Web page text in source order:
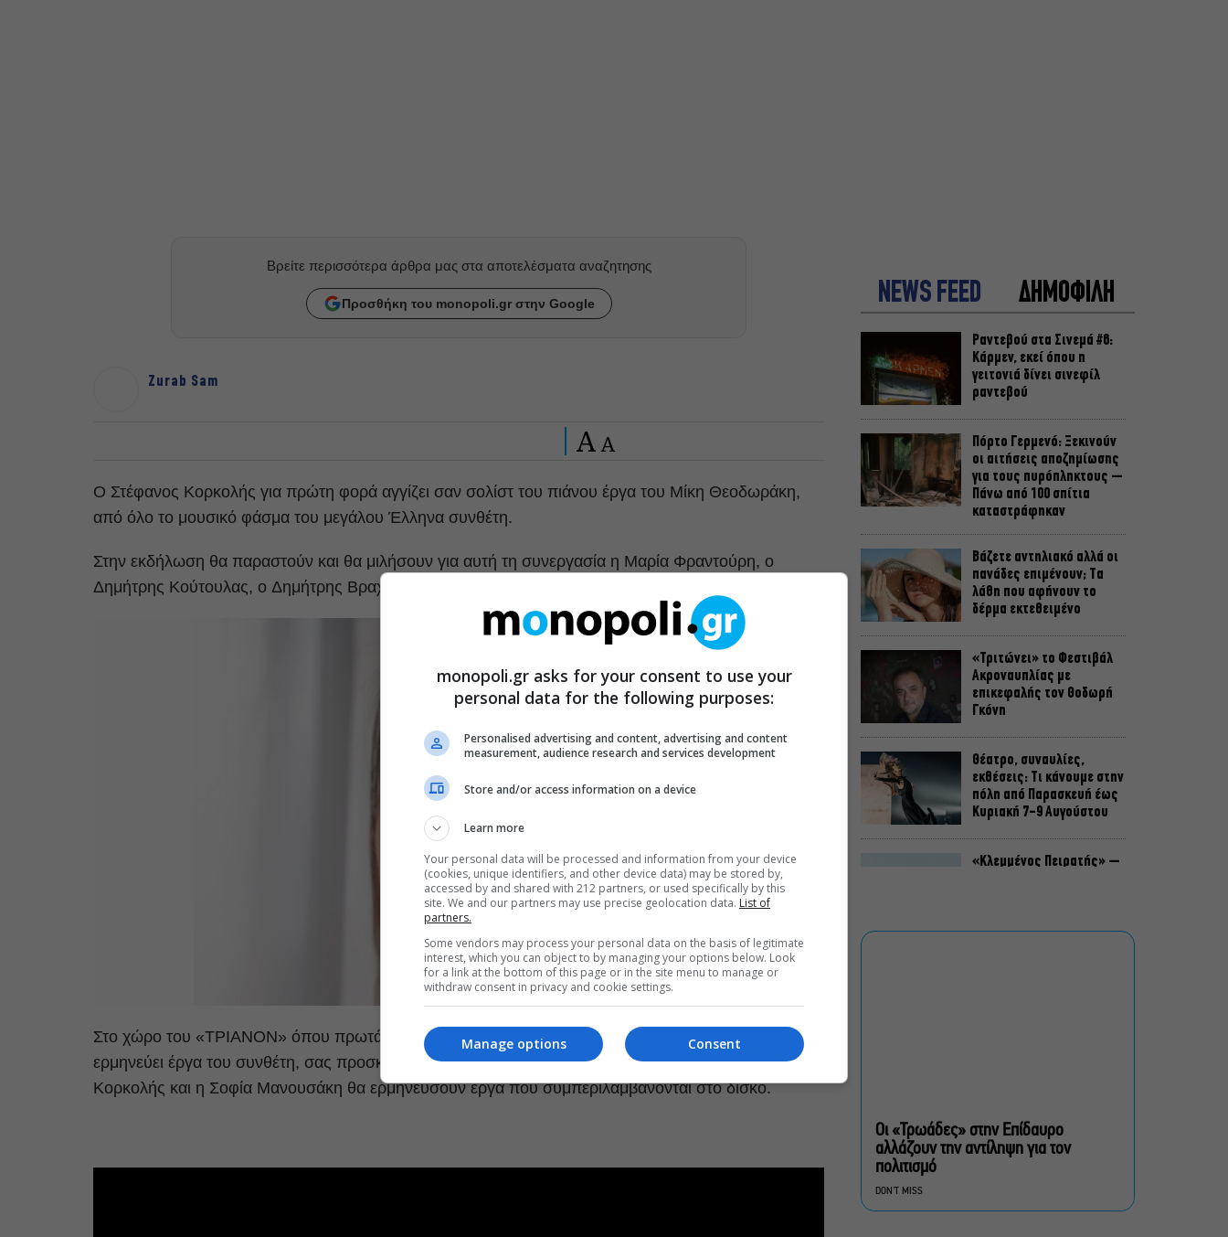
Βρείτε περισσότερα άρθρα μας στα αποτελέσματα αναζητησης
Προσθήκη του monopoli.gr στην Google
Ζurab Sam
A A
Ο Στέφανος Κορκολής για πρώτη φορά αγγίζει σαν σολίστ του πιάνου έργα του Μίκη Θεοδωράκη,
από όλο το μουσικό φάσμα του μεγάλου Έλληνα συνθέτη.
Στην εκδήλωση θα παραστούν και θα μιλήσουν για αυτή τη συνεργασία η Μαρία Φραντούρη, ο
Δημήτρης Κούτουλας, o Δημήτρης Βραχνός, ο Στέφανος Κορκολής, και η Σοφία Μανουσάκη.
Στο χώρο του «ΤΡΙΑΝΟΝ» όπου πρωτάκουσε ο Μίκης Θεοδωράκης τον Στέφανο Κορκολή να
ερμηνεύει έργα του συνθέτη, σας προσκαλούμε να περάσετε ένα όμορφο βράδυ όπου ο Στέφανος
Κορκολής και η Σοφία Μανουσάκη θα ερμηνεύσουν έργα που συμπεριλαμβάνονται στο δίσκο.
NEWS FEED ΔΗΜΟΦΙΛΗ
Ραντεβού στα Σινεμά #6:
Κάρμεν, εκεί όπου η
γειτονιά δίνει σινεφίλ
ραντεβού
Πόρτο Γερμενό: Ξεκινούν
οι αιτήσεις αποζημίωσης
για τους πυρόπληκτους –
Πάνω από 100 σπίτια
καταστράφηκαν
Βάζετε αντηλιακό αλλά οι
πανάδες επιμένουν; Τα
λάθη που αφήνουν το
δέρμα εκτεθειμένο
«Τριτώνει» το Φεστιβάλ
Ακροναυπλίας με
επικεφαλής τον Θοδωρή
Γκόνη
Θέατρο, συναυλίες,
εκθέσεις: Τι κάνουμε στην
πόλη από Παρασκευή έως
Κυριακή 7-9 Αυγούστου
«Κλεμμένος Πειρατής» –
στην Πάτμο
μουσικούς για τη
δημιουργία ορχήστρας
δωματίου
Ο Θαυματοποιός: Το έργο
Οι «Τρωάδες» στην Επίδαυρο
αλλάζουν την αντίληψη για τον
πολιτισμό
DON'T MISS
monopoli.gr asks for your consent to use your
personal data for the following purposes:
Personalised advertising and content, advertising and content
measurement, audience research and services development
Store and/or access information on a device
Learn more
Your personal data will be processed and information from your device
(cookies, unique identifiers, and other device data) may be stored by,
accessed by and shared with 212 partners, or used specifically by this
site. We and our partners may use precise geolocation data. List of
partners.
Some vendors may process your personal data on the basis of legitimate
interest, which you can object to by managing your options below. Look
for a link at the bottom of this page or in the site menu to manage or
withdraw consent in privacy and cookie settings.
Consent
Manage options